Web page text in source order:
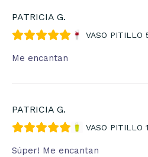
PATRICIA G.
VASO PITILLO
Me encantan
PATRICIA G.
VASO PITILLO 1
Súper! Me encantan